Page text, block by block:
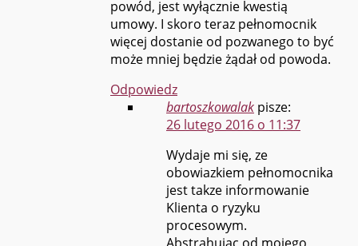
powód, jest wyłącznie kwestią
umowy. I skoro teraz pełnomocnik
więcej dostanie od pozwanego to być
może mniej będzie żądał od powoda.
Odpowiedz
bartoszkowalak pisze:
26 lutego 2016 o 11:37
Wydaje mi się, ze
obowiazkiem pełnomocnika
jest takze informowanie
Klienta o ryzyku
procesowym.